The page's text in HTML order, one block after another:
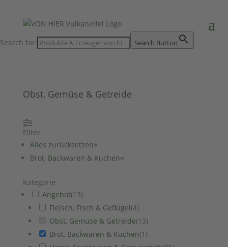
Search for: Search Button
Obst, Gemüse & Getreide
Filter
Alles zurücksetzen×
Brot, Backwaren & Kuchen×
Kategorie
Angebot(13)
Fleisch, Fisch & Geflügel(4)
Obst, Gemüse & Getreide(13)
Brot, Backwaren & Kuchen(1 )